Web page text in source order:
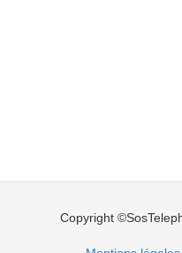
Copyright